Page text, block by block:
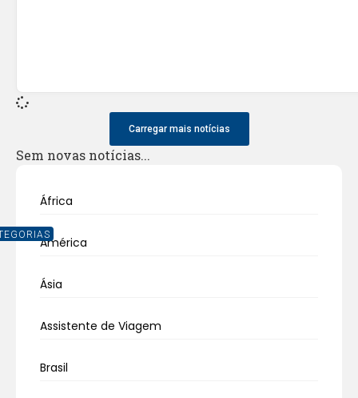
África
América
Ásia
Assistente de Viagem
Brasil
Carregar mais notícias
Sem novas notícias...